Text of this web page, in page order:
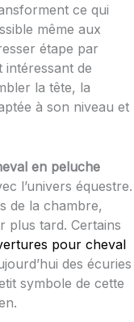
ce qui
même aux
étape par
intéressant de
la tête, la
à son niveau et
en peluche
l’univers équestre.
de la chambre,
plus tard. Certains
pour cheval
des écuries
symbole de cette